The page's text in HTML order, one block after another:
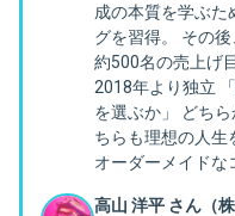
成の本質を学ぶた
グを習得。 その
約500名の売上げ
2018年より独立
を選ぶか」 どち
ちらも理想の人生
オーダーメイドな
高山 洋平 さん（